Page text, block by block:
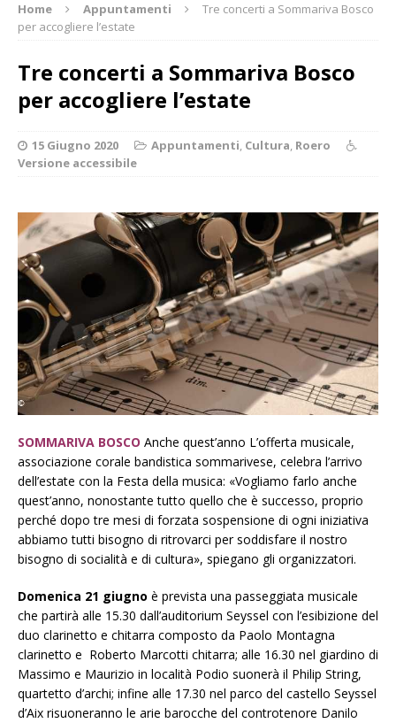
Home Appuntamenti
Tre concerti a Sommariva Bosco
per accogliere l’estate
Tre concerti a Sommariva Bosco
per accogliere l’estate
15 Giugno 2020 Appuntamenti, Cultura, Roero
Versione accessibile
SOMMARIVA BOSCO Anche quest’anno L’offerta musicale,
associazione corale bandistica sommarivese, celebra l’arrivo
dell’estate con la Festa della musica: «Vogliamo farlo anche
quest’anno, nonostante tutto quello che è successo, proprio
perché dopo tre mesi di forzata sospensione di ogni iniziativa
abbiamo tutti bisogno di ritrovarci per soddisfare il nostro
bisogno di socialità e di cultura», spiegano gli organizzatori.
Domenica 21 giugno è prevista una passeggiata musicale
che partirà alle 15.30 dall’auditorium Seyssel con l’esibizione del
duo clarinetto e chitarra composto da Paolo Montagna
clarinetto e Roberto Marcotti chitarra; alle 16.30 nel giardino di
Massimo e Maurizio in località Podio suonerà il Philip String,
quartetto d’archi; infine alle 17.30 nel parco del castello Seyssel
d’Aix risuoneranno le arie barocche del controtenore Danilo